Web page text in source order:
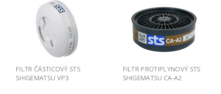
FILTR ČÁSTICOVÝ STS
SHIGEMATSU VP3
FILTR PROTIPLYNOVÝ STS
SHIGEMATSU CA-A2